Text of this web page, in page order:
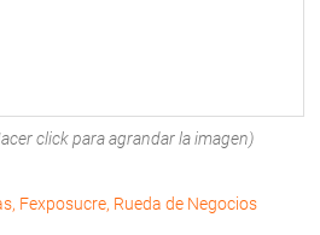
click para agrandar la imagen)
, Fexposucre, Rueda de Negocios